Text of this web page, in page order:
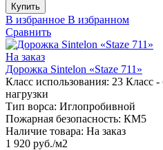
Купить
В избранное В избранном
Сравнить
На заказ
Дорожка Sintelon «Staze 711»
Класс использования: 23 Класс
нагрузки
Тип ворса: Иглопробивной
Пожарная безопасность: КМ5
Наличие товара: На заказ
1 920 руб./м2